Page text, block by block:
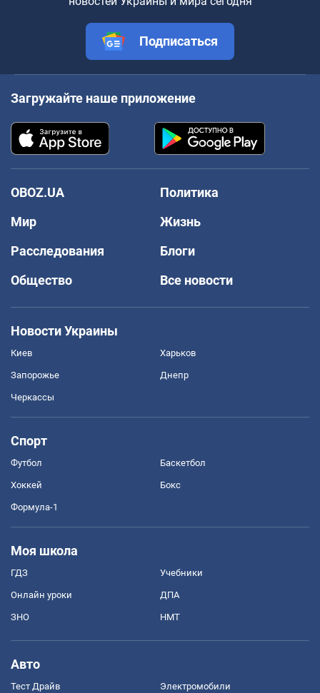
Подписаться
Загружайте наше приложение
OBOZ.UA
Политика
Мир
Жизнь
Расследования
Блоги
Общество
Все новости
Новости Украины
Киев Харьков
Запорожье Днепр
Черкассы
Спорт
Футбол Баскетбол
Хоккей Бокс
Формула-1
Моя школа
ГДЗ Учебники
Онлайн уроки ДПА
ЗНО НМТ
Авто
Тест Драйв Электромобили